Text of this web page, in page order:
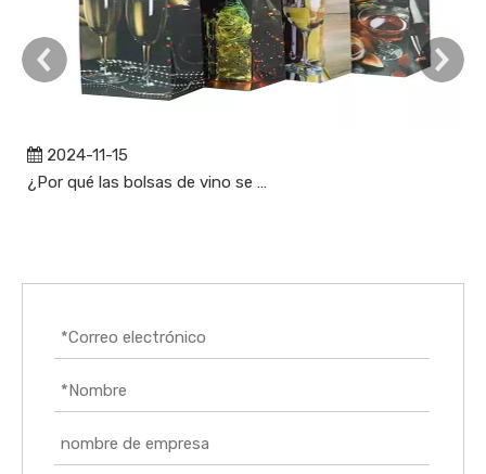
2024-11-15
¿Por qué las bolsas de vino se están convirtiendo en un accesorio esencial para los amantes del vino?